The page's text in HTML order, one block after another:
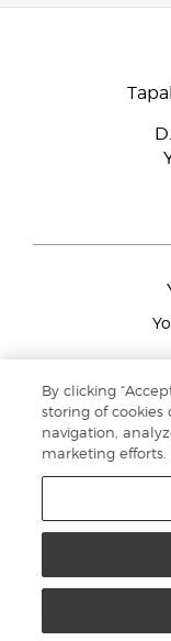
Ilmainen
Email:
By clicking
storing of cookies
navigation,
marketing efforts.